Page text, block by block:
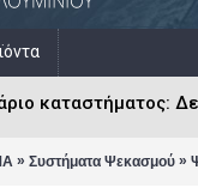
καταστήματος:
» Συστήματα Ψεκασμού »